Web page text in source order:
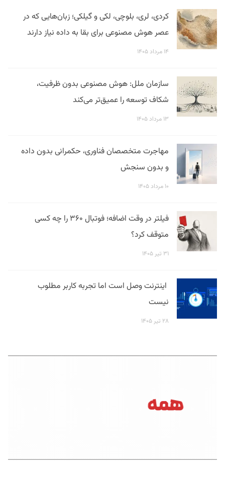
کردی، لری، بلوچی، لکی و گیلکی؛ زبان‌هایی که در
عصر هوش مصنوعی برای بقا به داده نیاز دارند
۱۴ مرداد ۱۴۰۵
سازمان ملل: هوش مصنوعی بدون ظرفیت،
شکاف توسعه را عمیق‌تر می‌کند
۱۳ مرداد ۱۴۰۵
مهاجرت متخصصان فناوری، حکمرانی بدون داده
و بدون سنجش
۱۰ مرداد ۱۴۰۵
فیلتر در وقت اضافه؛ فوتبال ۳۶۰ را چه کسی
متوقف کرد؟
۳۱ تیر ۱۴۰۵
اینترنت وصل است اما تجربه کاربر مطلوب
نیست
۲۸ تیر ۱۴۰۵